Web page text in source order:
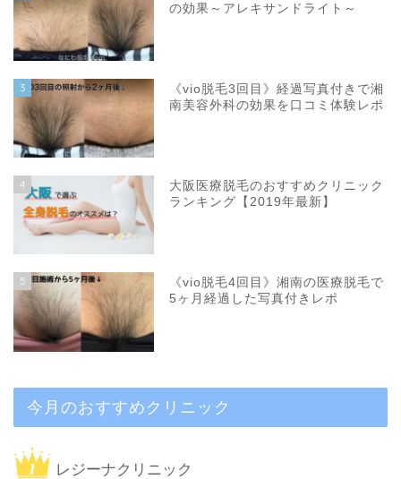
の効果～アレキサンドライト～
3
《vio脱毛3回目》経過写真付きで湘
南美容外科の効果を口コミ体験レポ
4
大阪医療脱毛のおすすめクリニック
ランキング【2019年最新】
5
《vio脱毛4回目》湘南の医療脱毛で
5ヶ月経過した写真付きレポ
今月のおすすめクリニック
レジーナクリニック